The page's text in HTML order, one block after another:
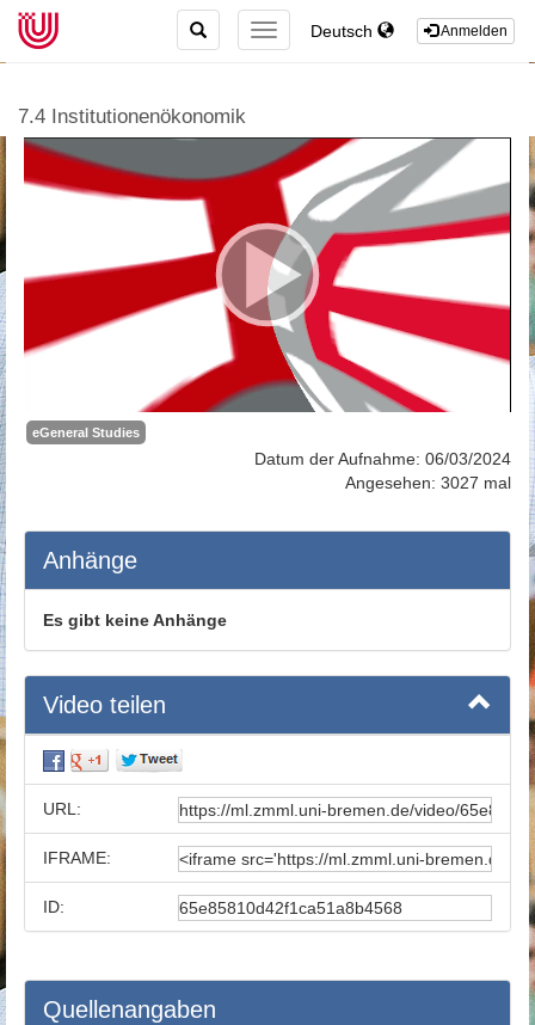
Anmelden
Deutsch
TOGGLE
NAVIGATION
TOGGLE
SEARCH
7.4 Institutionenökonomik
eGeneral Studies
Datum der Aufnahme: 06/03/2024
Angesehen: 3027 mal
Anhänge
Es gibt keine Anhänge
Video teilen
URL:
IFRAME:
ID:
Quellenangaben